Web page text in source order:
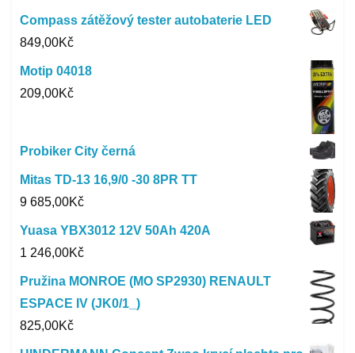
Compass zátěžový tester autobaterie LED
849,00Kč
Motip 04018
209,00Kč
Probiker City černá
Mitas TD-13 16,9/0 -30 8PR TT
9 685,00Kč
Yuasa YBX3012 12V 50Ah 420A
1 246,00Kč
Pružina MONROE (MO SP2930) RENAULT
ESPACE IV (JK0/1_)
825,00Kč